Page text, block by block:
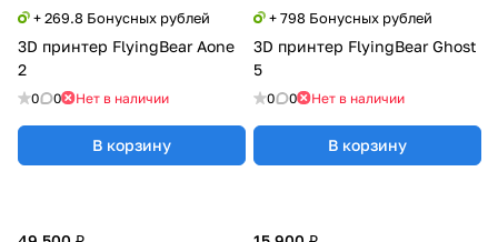
+ 269.8 Бонусных рублей
3D принтер FlyingBear Aone
2
0 0 Нет в наличии
В корзину
+ 798 Бонусных рублей
3D принтер FlyingBear Ghost
5
0 0 Нет в наличии
В корзину